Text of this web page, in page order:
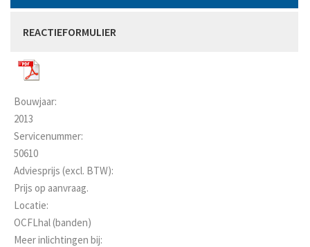
REACTIEFORMULIER
Bouwjaar:
2013
Servicenummer:
50610
Adviesprijs (excl. BTW):
Prijs op aanvraag.
Locatie:
OCFLhal (banden)
Meer inlichtingen bij: